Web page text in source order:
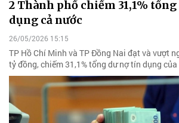
2 Thành phố chiếm 31,1%
dụng cả nước
26/05/2026 15:15
TP Hồ Chí Minh và TP Đồng Nai đạt và vượt
tỷ đồng, chiếm 31,1% tổng dư nợ tín dụng